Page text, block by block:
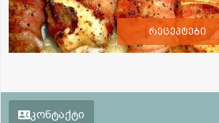
რეცეპტები
კონტაქტი